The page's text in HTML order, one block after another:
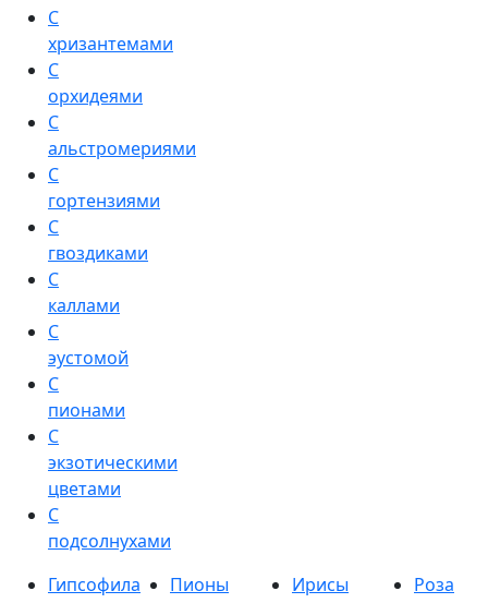
С
хризантемами
С
орхидеями
С
альстромериями
С
гортензиями
С
гвоздиками
С
каллами
С
эустомой
С
пионами
С
экзотическими
цветами
С
подсолнухами
Гипсофила
Пионы Ирисы
Роза